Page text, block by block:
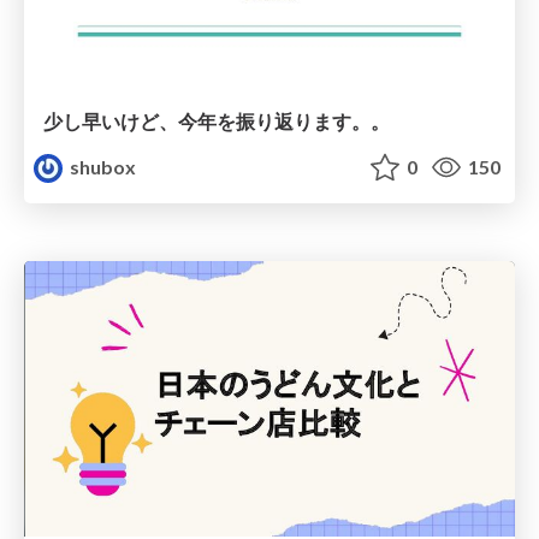
少し早いけど、今年を振り返ります。。
shubox
0 150